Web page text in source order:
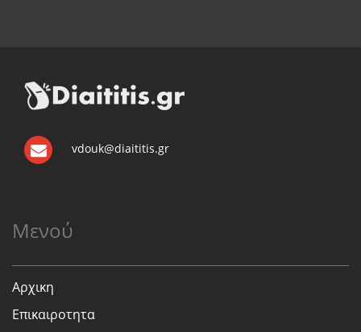
vdouk@diaititis.gr
Μενού
Αρχικη
Επικαιροτητα